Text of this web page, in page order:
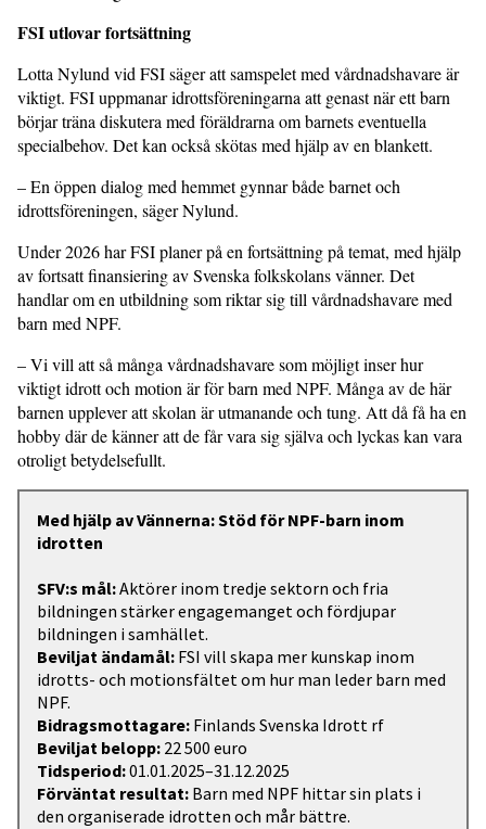
FSI utlovar fortsättning
Lotta Nylund vid FSI säger att samspelet med vårdnadshavare är
viktigt. FSI uppmanar idrottsföreningarna att genast när ett barn
börjar träna diskutera med föräldrarna om barnets eventuella
specialbehov. Det kan också skötas med hjälp av en blankett.
– En öppen dialog med hemmet gynnar både barnet och
idrottsföreningen, säger Nylund.
Under 2026 har FSI planer på en fort­sättning på temat, med hjälp
av fortsatt finansiering av Svenska folkskolans vänner. Det
handlar om en utbildning som riktar sig till vårdnadshavare med
barn med NPF.
– Vi vill att så många vårdnadshavare som möjligt inser hur
viktigt idrott och motion är för barn med NPF. Många av de här
barnen upplever att skolan är utmanande och tung. Att då få ha en
hobby där de känner att de får vara sig själva och lyckas kan vara
otroligt bety­delsefullt.
Med hjälp av Vännerna: Stöd för NPF-barn inom
idrotten
SFV:s mål:Aktörer inom tredje sektorn och fria
bildningen stärker engagemanget och fördjupar
bildningen i samhället.
Beviljat ändamål: FSI vill skapa mer kunskap inom
idrotts- och motionsfältet om hur man leder barn med
NPF.
Bidragsmottagare: Finlands Svenska Idrott rf
Beviljat belopp: 22 500 euro
Tidsperiod:01.01.2025–31.12.2025
Förväntat resultat: Barn med NPF hittar sin plats i
den organiserade idrotten och mår bättre.